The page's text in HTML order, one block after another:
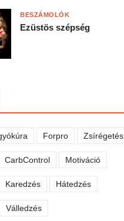
Ezüstös szépség
BESZÁMOLÓK
Forpro Zsírégetés
CarbControl Motiváció
Karedzés Hátedzés
Válledzés